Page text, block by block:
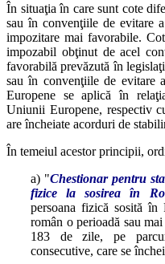
În situaţia în care sunt cote
sau în convenţiile de evitare
impozitare mai favorabile.
impozabil obţinut de acel
favorabilă prevăzută în
sau în convenţiile de evitare
Europene se aplică în
Uniunii Europene, respectiv
are încheiate acorduri de
În temeiul acestor principii,
a) "Chestionar pentru
fizice la sosirea în
persoana fizică sosită în
român o perioadă sau
183 de zile, pe
consecutive, care se